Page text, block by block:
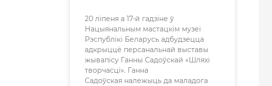
20 ліпеня а 17-й гадзіне ў
Нацыянальным мастацкім музеі
Рэспублікі Беларусь адбудзецца
адкрыццё персанальнай выставы
жывапісу Ганны Садоўскай «Шляхі
творчасці». Ганна
Садоўская належыць да маладога